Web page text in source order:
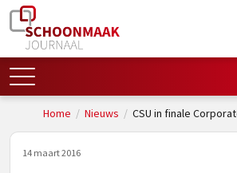
Home / Nieuws / CSU in finale
14 maart 2016